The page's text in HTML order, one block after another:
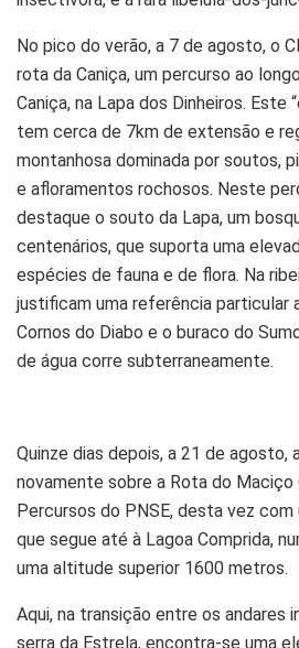
No pico do verão, a 7 de agosto, o
rota da Caniça, um percurso ao
Caniça, na Lapa dos Dinheiros. Este
tem cerca de 7km de extensão e
montanhosa dominada por soutos,
e afloramentos rochosos. Neste
destaque o souto da Lapa, um
centenários, que suporta uma
espécies de fauna e de flora. Na
justificam uma referência particular
Cornos do Diabo e o buraco do
de água corre subterraneamente.
Quinze dias depois, a 21 de agosto,
novamente sobre a Rota do Maciço
Percursos do PNSE, desta vez
que segue até à Lagoa Comprida,
uma altitude superior 1600 metros.
Aqui, na transição entre os andares
serra da Estrela, encontra-se uma